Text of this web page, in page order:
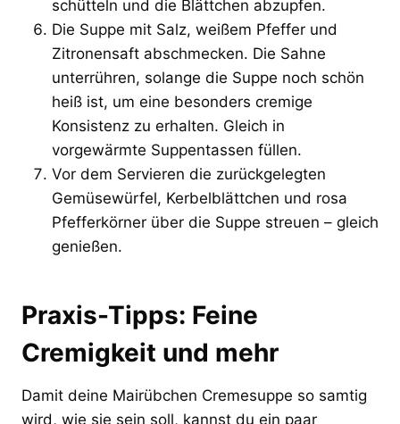
schütteln und die Blättchen abzupfen.
Die Suppe mit Salz, weißem Pfeffer und
Zitronensaft abschmecken. Die Sahne
unterrühren, solange die Suppe noch schön
heiß ist, um eine besonders cremige
Konsistenz zu erhalten. Gleich in
vorgewärmte Suppentassen füllen.
Vor dem Servieren die zurückgelegten
Gemüsewürfel, Kerbelblättchen und rosa
Pfefferkörner über die Suppe streuen – gleich
genießen.
Praxis-Tipps: Feine
Cremigkeit und mehr
Damit deine Mairübchen Cremesuppe so samtig
wird, wie sie sein soll, kannst du ein paar